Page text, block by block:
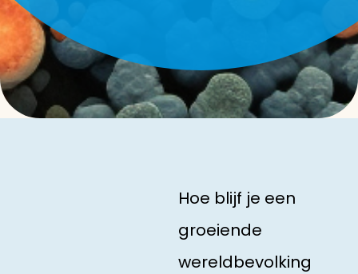
Hoe blijf je een
groeiende
wereldbevolking